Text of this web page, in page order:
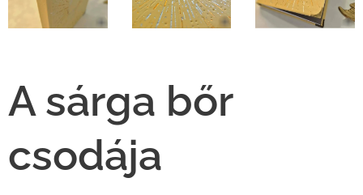
A sárga bőr
csodája